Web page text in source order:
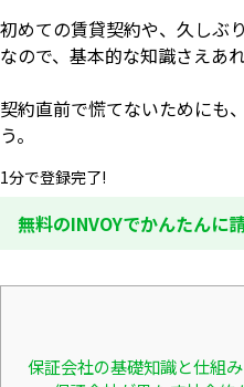
初めての賃貸契約や、久しぶ
なので、基本的な知識さえあ
契約直前で慌てないためにも
う。
1分で登録完了!
無料のINVOYでかんたんに
保証会社の基礎知識と仕組み